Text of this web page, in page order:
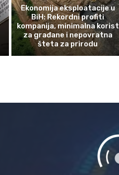
Ekonomija eksploatacije u
BiH: Rekordni profiti
kompanija, minimalna korist
za građane i nepovratna
šteta za prirodu